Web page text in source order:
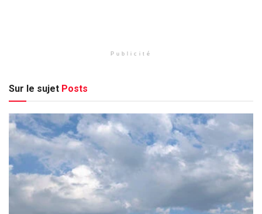
Publicité
Sur le sujet Posts